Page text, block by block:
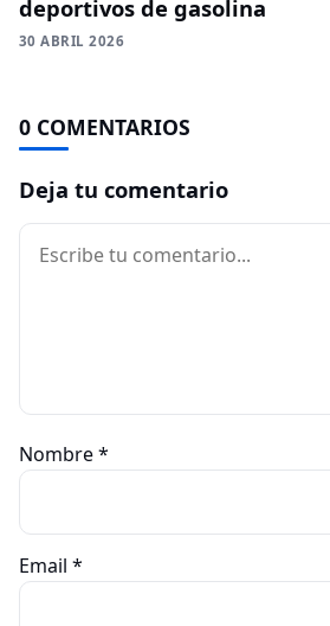
deportivos de gasolina
30 ABRIL 2026
0 COMENTARIOS
Deja tu comentario
Comentario
Nombre*
Email *